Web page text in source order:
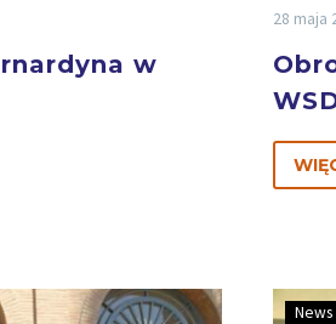
w
28 maja
News